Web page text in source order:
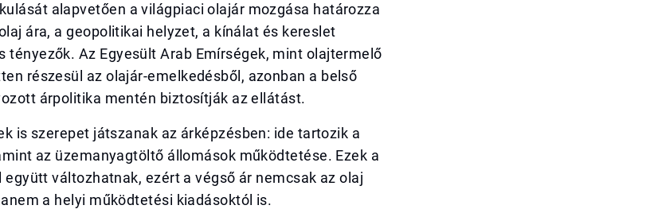
alapvetően a világpiaci olajár mozgása határozza
ára, a geopolitikai helyzet, a kínálat és kereslet
tényezők. Az Egyesült Arab Emírségek, mint olajtermelő
részesül az olajár-emelkedésből, azonban a belső
árpolitika mentén biztosítják az ellátást.
is szerepet játszanak az árképzésben: ide tartozik a
az üzemanyagtöltő állomások működtetése. Ezek a
változhatnak, ezért a végső ár nemcsak az olaj
a helyi működtetési kiadásoktól is.